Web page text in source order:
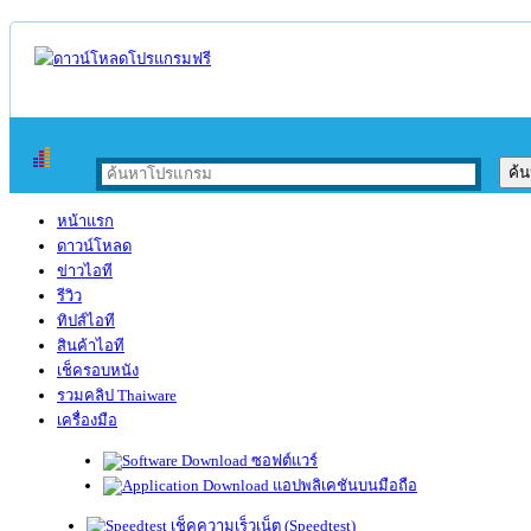
หน้าแรก
ดาวน์โหลด
ข่าวไอที
รีวิว
ทิปส์ไอที
สินค้าไอที
เช็ครอบหนัง
รวมคลิป Thaiware
เครื่องมือ
ซอฟต์แวร์
แอปพลิเคชันบนมือถือ
เช็คความเร็วเน็ต (Speedtest)